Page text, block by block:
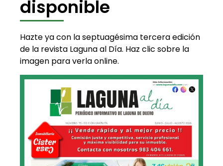
disponible
Hazte ya con la septuagésima tercera edición
de la revista Laguna al Día. Haz clic sobre la
imagen para verla online.